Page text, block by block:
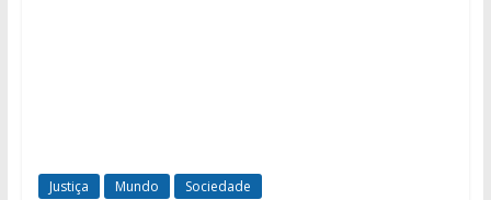
Justiça Mundo Sociedade